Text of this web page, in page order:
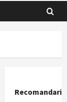
Recomandari